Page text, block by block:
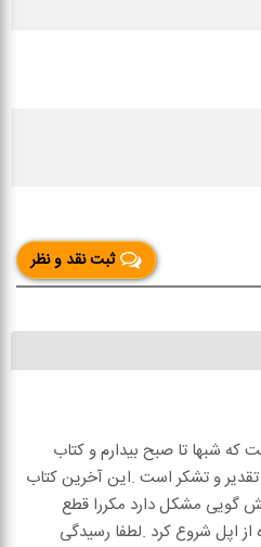
ثبت نقد و نظر
که شبها تا صبح بیدارم و کتاب
تقدیر و تشکر است .این آخرین کتاب
گویی مشکل دارد مکررا قطع
از اپل شروع کرد .لطفا رسیدگی